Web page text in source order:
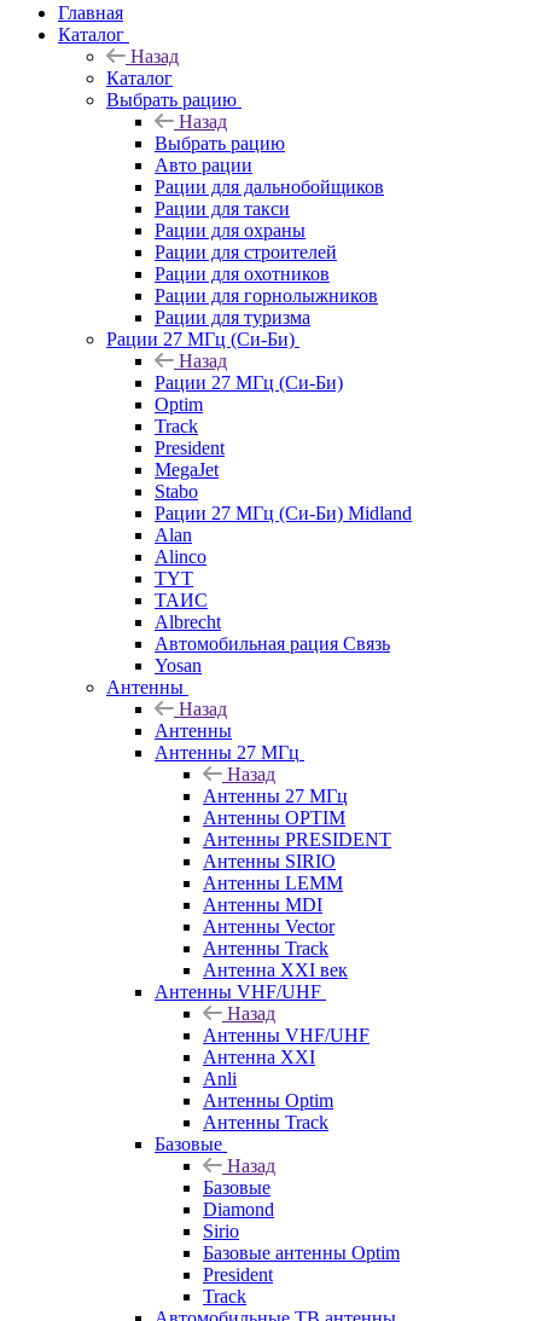
Главная
Каталог
Назад
Каталог
Выбрать рацию
Назад
Выбрать рацию
Авто рации
Рации для дальнобойщиков
Рации для такси
Рации для охраны
Рации для строителей
Рации для охотников
Рации для горнолыжников
Рации для туризма
Рации 27 МГц (Си-Би)
Назад
Рации 27 МГц (Си-Би)
Optim
Track
President
MegaJet
Stabo
Рации 27 МГц (Си-Би) Midland
Alan
Alinco
TYT
ТАИС
Albrecht
Автомобильная рация Связь
Yosan
Антенны
Назад
Антенны
Антенны 27 МГц
Назад
Антенны 27 МГц
Антенны OPTIM
Антенны PRESIDENT
Антенны SIRIO
Антенны LEMM
Антенны MDI
Антенны Vector
Антенны Track
Антенна XXI век
Антенны VHF/UHF
Назад
Антенны VHF/UHF
Антенна XXI
Anli
Антенны Optim
Антенны Track
Базовые
Назад
Базовые
Diamond
Sirio
Базовые антенны Optim
President
Track